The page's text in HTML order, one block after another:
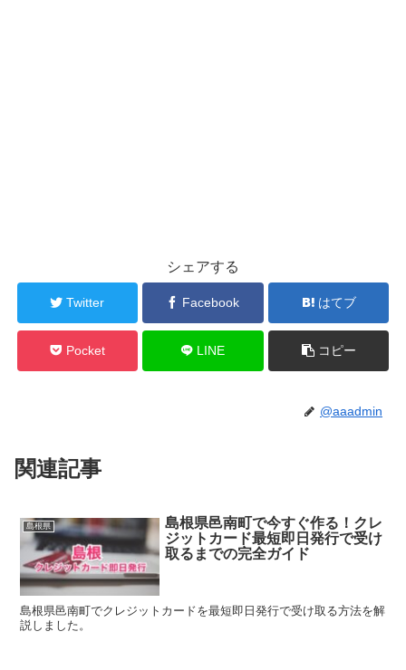
シェアする
Twitter Facebook はてブ
Pocket LINE コピー
@aaadmin
関連記事
島根県
島根県邑南町で今すぐ作る！クレ
ジットカード最短即日発行で受け
取るまでの完全ガイド
島根県邑南町でクレジットカードを最短即日発行で受け取る方法を解
説しました。